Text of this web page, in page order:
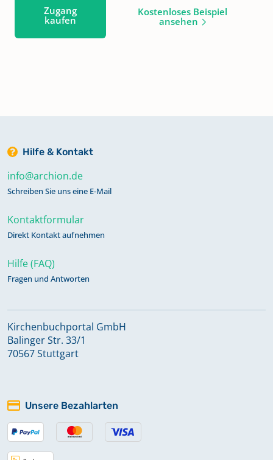
Zugang
kaufen
Kostenloses Beispiel
ansehen
Hilfe & Kontakt
info@archion.de
Schreiben Sie uns eine E-Mail
Kontaktformular
Direkt Kontakt aufnehmen
Hilfe (FAQ)
Fragen und Antworten
Kirchenbuchportal GmbH
Balinger Str. 33/1
70567 Stuttgart
Unsere Bezahlarten